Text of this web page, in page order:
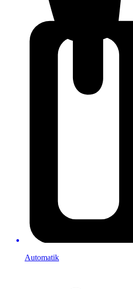
Automatik